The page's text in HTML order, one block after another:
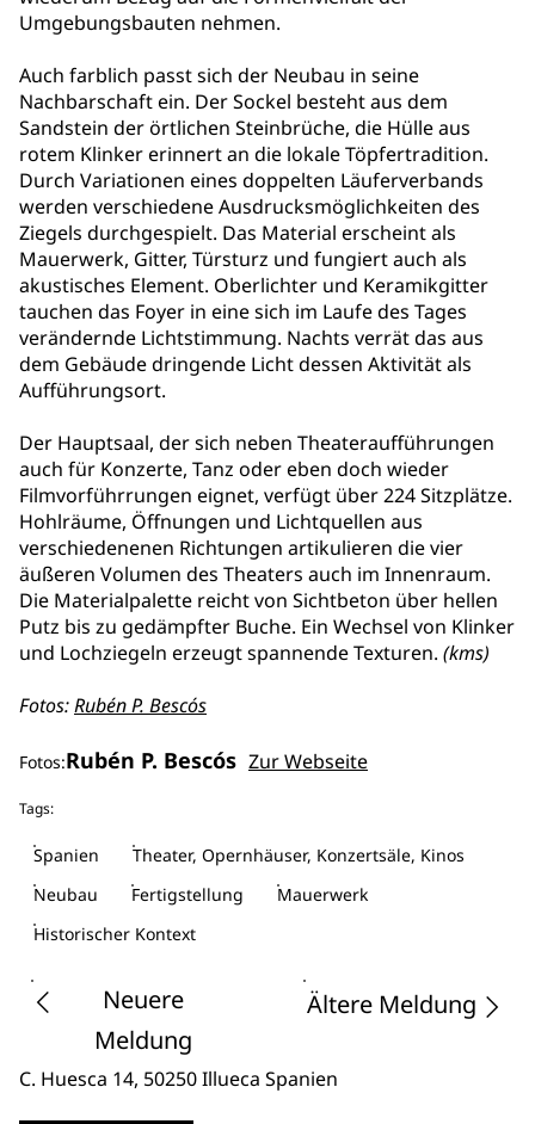
Umgebungsbauten nehmen.
Auch farblich passt sich der Neubau in seine
Nachbarschaft ein. Der Sockel besteht aus dem
Sandstein der örtlichen Steinbrüche, die Hülle aus
rotem Klinker erinnert an die lokale Töpfertradition.
Durch Variationen eines doppelten Läuferverbands
werden verschiedene Ausdrucksmöglichkeiten des
Ziegels durchgespielt. Das Material erscheint als
Mauerwerk, Gitter, Türsturz und fungiert auch als
akustisches Element. Oberlichter und Keramikgitter
tauchen das Foyer in eine sich im Laufe des Tages
verändernde Lichtstimmung. Nachts verrät das aus
dem Gebäude dringende Licht dessen Aktivität als
Aufführungsort.
Der Hauptsaal, der sich neben Theateraufführungen
auch für Konzerte, Tanz oder eben doch wieder
Filmvorführrungen eignet, verfügt über 224 Sitzplätze.
Hohlräume, Öffnungen und Lichtquellen aus
verschiedenenen Richtungen artikulieren die vier
äußeren Volumen des Theaters auch im Innenraum.
Die Materialpalette reicht von Sichtbeton über hellen
Putz bis zu gedämpfter Buche. Ein Wechsel von Klinker
und Lochziegeln erzeugt spannende Texturen. (kms)
Fotos:Rubén P. Bescós
Fotos:Rubén P. Bescós Zur Webseite
Tags:
Spanien
Theater, Opernhäuser, Konzertsäle, Kinos
Neubau
Fertigstellung
Mauerwerk
Historischer Kontext
Neuere
Meldung
Ältere Meldung
C. Huesca 14, 50250 Illueca Spanien